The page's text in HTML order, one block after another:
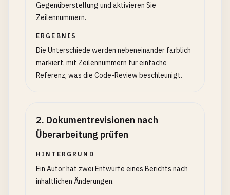
Gegenüberstellung und aktivieren Sie
Zeilennummern.
ERGEBNIS
Die Unterschiede werden nebeneinander farblich
markiert, mit Zeilennummern für einfache
Referenz, was die Code-Review beschleunigt.
2. Dokumentrevisionen nach
Überarbeitung prüfen
HINTERGRUND
Ein Autor hat zwei Entwürfe eines Berichts nach
inhaltlichen Änderungen.